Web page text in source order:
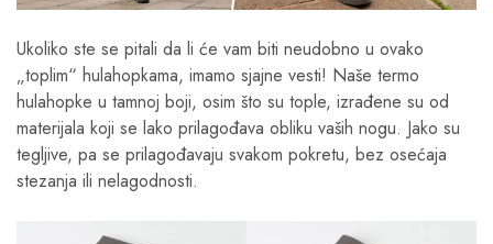
Ukoliko ste se pitali da li će vam biti neudobno u ovako
„toplim“ hulahopkama, imamo sjajne vesti! Naše termo
hulahopke u tamnoj boji, osim što su tople, izrađene su od
materijala koji se lako prilagođava obliku vaših nogu. Jako su
tegljive, pa se prilagođavaju svakom pokretu, bez osećaja
stezanja ili nelagodnosti.